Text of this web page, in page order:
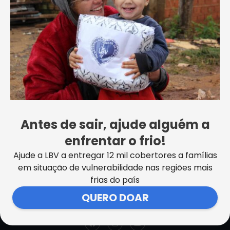
CHATBOT
Essa informação foi útil?
SEDE CENTRAL DA LBV | Rua Sérgio Tomás, 740 | Bom Retiro |
São Paulo/SP CEP: 01131-010 | CNPJ – 33.915.604/0001-17 |
Instituição isenta de impostos
Cookie Settings
a
n
o
Antes de sair, ajude alguém a
enfrentar o frio!
Ajude a LBV a entregar 12 mil cobertores a famílias
em situação de vulnerabilidade nas regiões mais
frias do país
QUERO DOAR